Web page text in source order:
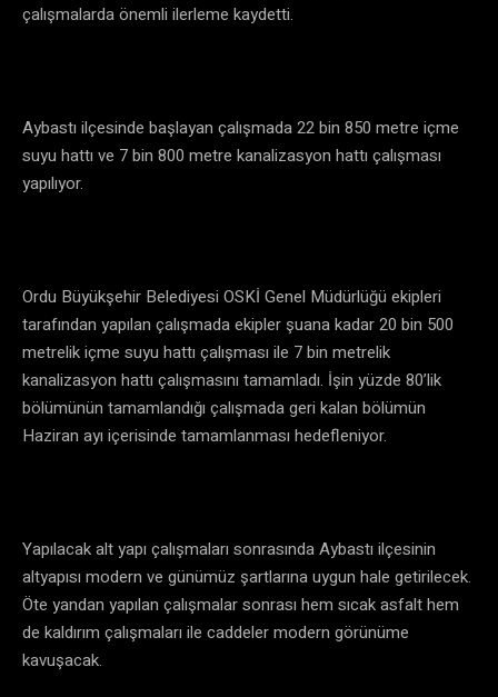
çalışmalarda önemli ilerleme kaydetti.
Aybastı ilçesinde başlayan çalışmada 22 bin 850 metre içme
suyu hattı ve 7 bin 800 metre kanalizasyon hattı çalışması
yapılıyor.
Ordu Büyükşehir Belediyesi OSKİ Genel Müdürlüğü ekipleri
tarafından yapılan çalışmada ekipler şuana kadar 20 bin 500
metrelik içme suyu hattı çalışması ile 7 bin metrelik
kanalizasyon hattı çalışmasını tamamladı. İşin yüzde 80’lik
bölümünün tamamlandığı çalışmada geri kalan bölümün
Haziran ayı içerisinde tamamlanması hedefleniyor.
Yapılacak alt yapı çalışmaları sonrasında Aybastı ilçesinin
altyapısı modern ve günümüz şartlarına uygun hale getirilecek.
Öte yandan yapılan çalışmalar sonrası hem sıcak asfalt hem
de kaldırım çalışmaları ile caddeler modern görünüme
kavuşacak.